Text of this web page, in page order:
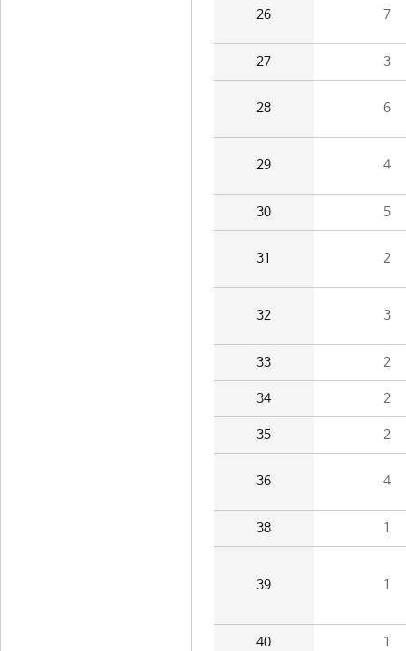
26 7
27 3
28 6
29 4
30 5
31 2
32 3
33 2
34 2
35 2
36 4
38 1
39 1
40 1